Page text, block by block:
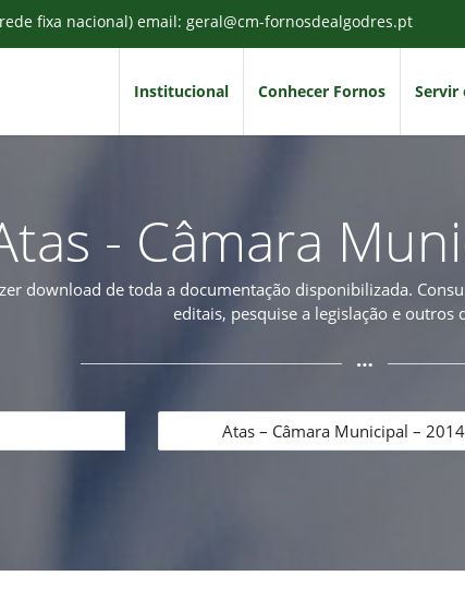
fixa nacional) email: geral@cm-fornosdealgodres.pt
Institucional Conhecer Fornos Servir
- Câmara
download de toda a documentação disponibilizada.
editais, pesquise a legislação e outros